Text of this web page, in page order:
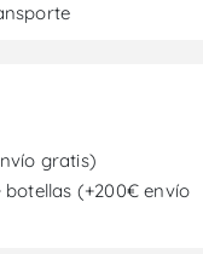
gratis)
botellas (+200€ envío